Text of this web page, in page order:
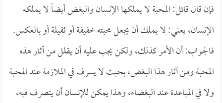
فإن قال قائل: المحبة لا يملكها الإنسان والبغض أيضاً لا يملكه
الإنسان، يعني: لا يملك أن يجعل محبته خفيفة أو ثقيلة أو بالعكس.
فالجواب: أن الأمر كذلك، ولكن يجب عليه أن يقلل من آثار هذه
المحبة ومن آثار هذا البغض، بحيث لا يسرف في الملازمة عند المحبة
ولا في المباعدة عند البغضاء، وهذا يمكن للإنسان أن يتصرف فيه،